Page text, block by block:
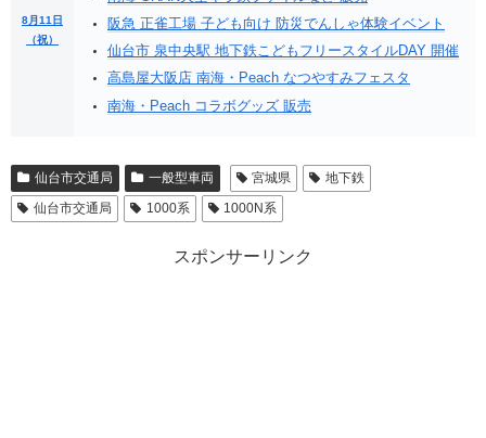
8月11日
（祝）
阪急 正雀工場 子ども向け 防災でんしゃ体験イベント
仙台市 泉中央駅 地下鉄こどもフリースタイルDAY 開催
高島屋大阪店 南海・Peach なつやすみフェスタ
南海・Peach コラボグッズ 販売
仙台市交通局 一般型車両 宮城県
地下鉄
仙台市交通局
1000系 1000N系
スポンサーリンク